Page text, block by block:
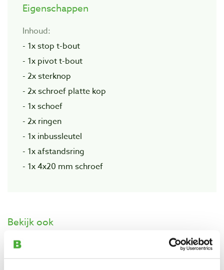
Eigenschappen
Inhoud:
- 1x stop t-bout
- 1x pivot t-bout
- 2x sterknop
- 2x schroef platte kop
- 1x schoef
- 2x ringen
- 1x inbussleutel
- 1x afstandsring
- 1x 4x20 mm schroef
Bekijk ook
T-track 'C' 60 cm